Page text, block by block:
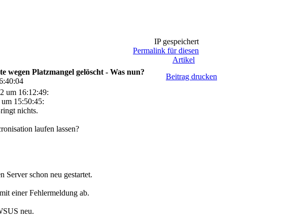
IP gespeichert
Permalink für diesen
Artikel
wegen Platzmangel gelöscht - Was nun?
Beitrag drucken
um 16:12:49:
15:50:45:
nichts.
laufen lassen?
Server schon neu gestartet.
einer Fehlermeldung ab.
neu.